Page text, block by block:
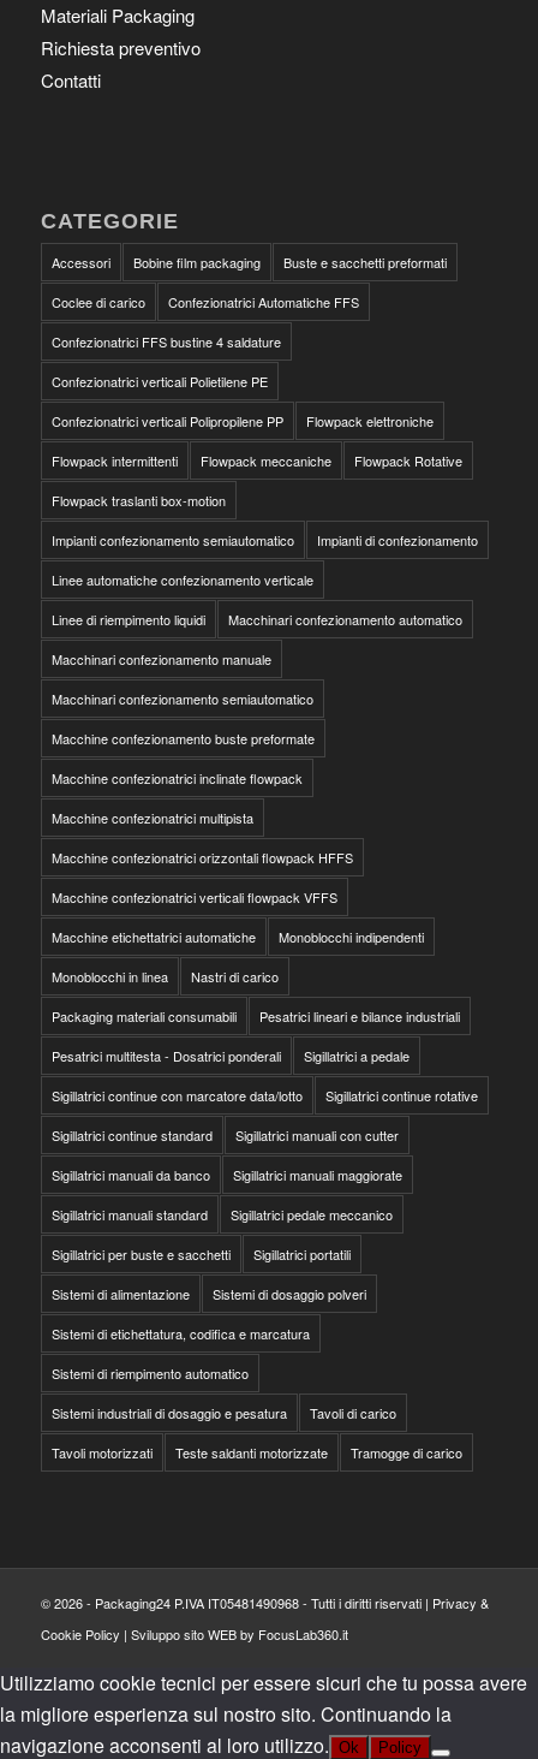
Materiali Packaging
Richiesta preventivo
Contatti
CATEGORIE
Accessori Bobine film packaging Buste e sacchetti preformati
Coclee di carico Confezionatrici Automatiche FFS
Confezionatrici FFS bustine 4 saldature
Confezionatrici verticali Polietilene PE
Confezionatrici verticali Polipropilene PP Flowpack elettroniche
Flowpack intermittenti Flowpack meccaniche Flowpack Rotative
Flowpack traslanti box-motion
Impianti confezionamento semiautomatico Impianti di confezionamento
Linee automatiche confezionamento verticale
Linee di riempimento liquidi Macchinari confezionamento automatico
Macchinari confezionamento manuale
Macchinari confezionamento semiautomatico
Macchine confezionamento buste preformate
Macchine confezionatrici inclinate flowpack
Macchine confezionatrici multipista
Macchine confezionatrici orizzontali flowpack HFFS
Macchine confezionatrici verticali flowpack VFFS
Macchine etichettatrici automatiche Monoblocchi indipendenti
Monoblocchi in linea Nastri di carico
Packaging materiali consumabili Pesatrici lineari e bilance industriali
Pesatrici multitesta - Dosatrici ponderali Sigillatrici a pedale
Sigillatrici continue con marcatore data/lotto Sigillatrici continue rotative
Sigillatrici continue standard Sigillatrici manuali con cutter
Sigillatrici manuali da banco Sigillatrici manuali maggiorate
Sigillatrici manuali standard Sigillatrici pedale meccanico
Sigillatrici per buste e sacchetti Sigillatrici portatili
Sistemi di alimentazione Sistemi di dosaggio polveri
Sistemi di etichettatura, codifica e marcatura
Sistemi di riempimento automatico
Sistemi industriali di dosaggio e pesatura Tavoli di carico
Tavoli motorizzati Teste saldanti motorizzate Tramogge di carico
© 2026 - Packaging24 P.IVA IT05481490968 - Tutti i diritti riservati | Privacy &
Cookie Policy | Sviluppo sito WEB by FocusLab360.it
Utilizziamo cookie tecnici per essere sicuri che tu possa avere
la migliore esperienza sul nostro sito. Continuando la
navigazione acconsenti al loro utilizzo. Ok Policy